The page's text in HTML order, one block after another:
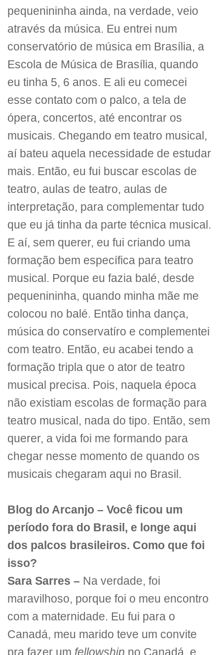
pequenininha ainda, na verdade, veio
através da música. Eu entrei num
conservatório de música em Brasília, a
Escola de Música de Brasília, quando
eu tinha 5, 6 anos. E ali eu comecei
esse contato com o palco, a tela de
ópera, concertos, até encontrar os
musicais. Chegando em teatro musical,
aí bateu aquela necessidade de estudar
mais. Então, eu fui buscar escolas de
teatro, aulas de teatro, aulas de
interpretação, para complementar tudo
que eu já tinha da parte técnica musical.
E aí, sem querer, eu fui criando uma
formação bem específica para teatro
musical. Porque eu fazia balé, desde
pequenininha, quando minha mãe me
colocou no balé. Então tinha dança,
música do conservatíro e complementei
com teatro. Então, eu acabei tendo a
formação tripla que o ator de teatro
musical precisa. Pois, naquela época
não existiam escolas de formação para
teatro musical, nada do tipo. Então, sem
querer, a vida foi me formando para
chegar nesse momento de quando os
musicais chegaram aqui no Brasil.
Blog do Arcanjo – Você ficou um
período fora do Brasil, e longe aqui
dos palcos brasileiros. Como que foi
isso?
Sara Sarres – Na verdade, foi
maravilhoso, porque foi o meu encontro
com a maternidade. Eu fui para o
Canadá, meu marido teve um convite
pra fazer um fellowship no Canadá, e